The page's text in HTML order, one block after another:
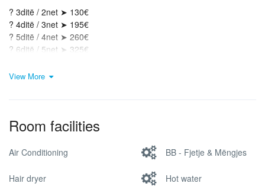
? 3ditë / 2net ➤ 130€
? 4ditë / 3net ➤ 195€
? 5ditë / 4net ➤ 260€
? 6ditë / 5net ➤ 325€
‼Cmimi për person në dhomë dyshe
✔akomodimin në Hotel Elysium – Dhërmi
✔pishina
shërbimet tjera me rastin e udhëtimit
View More
Room facilities
Air Conditioning BB - Fjetje & Mëngjes
Hair dryer Hot water